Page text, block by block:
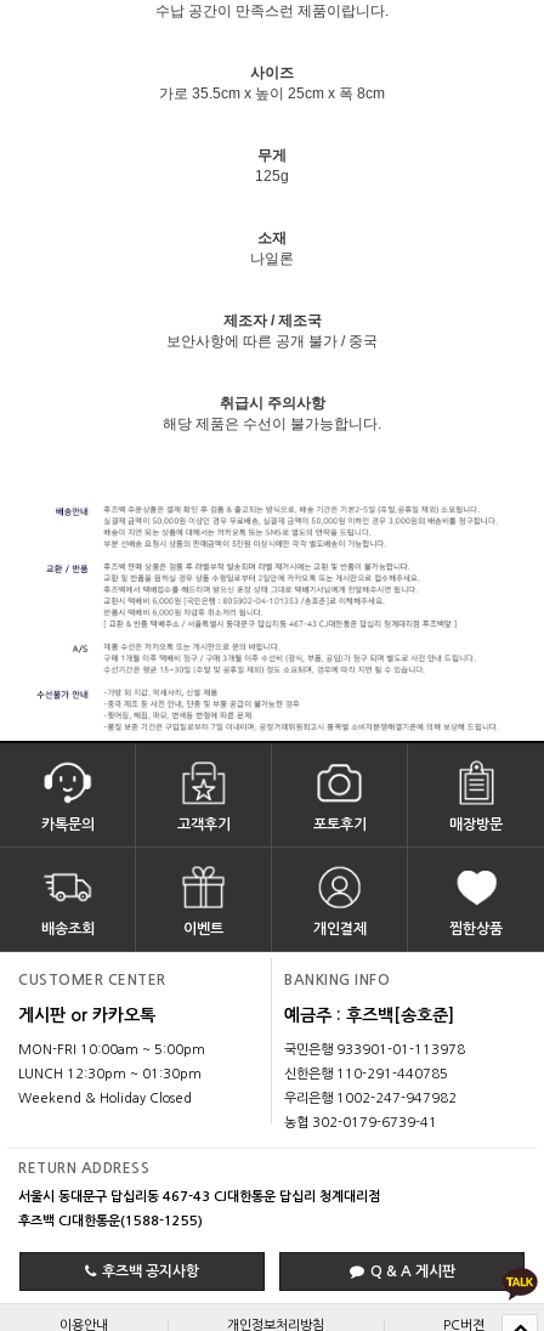
수납 공간이 만족스런 제품이랍니다.
사이즈
가로 35.5cm x 높이 25cm x 폭 8cm
무게
125g
소재
나일론
제조자 / 제조국
보안사항에 따른 공개 불가 / 중국
취급시 주의사항
해당 제품은 수선이 불가능합니다.
카톡문의 고객후기 포토후기 매장방문
배송조회 이벤트 개인결제 찜한상품
CUSTOMER CENTER
게시판 or 카카오톡
MON-FRI 10:00am ~ 5:00pm
LUNCH 12:30pm ~ 01:30pm
Weekend & Holiday Closed
BANKING INFO
예금주 : 후즈백[송호준]
국민은행 933901-01-113978
신한은행 110-291-440785
우리은행 1002-247-947982
농협 302-0179-6739-41
RETURN ADDRESS
서울시 동대문구 답십리동 467-43 CJ대한통운 답십리 청계대리점
후즈백 CJ대한통운(1588-1255)
후즈백 공지사항 Q & A 게시판
이용안내 | 개인정보처리방침 | PC버젼